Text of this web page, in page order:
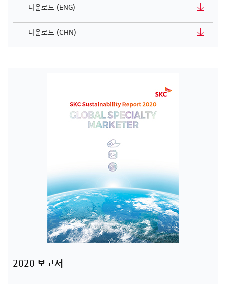
다운로드 (ENG)
다운로드 (CHN)
2020 보고서